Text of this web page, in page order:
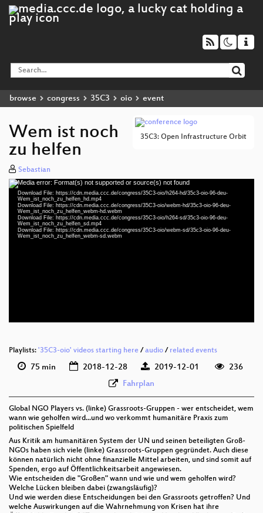
browse congress 35C3 oio event
35C3: Open Infrastructure Orbit
Wem ist noch
zu helfen
Sebastian
Video
Player
Media error: Format(s) not supported or source(s) not found
Download File: https://cdn.media.ccc.de/congress/35C3-oio/h264-hd/35c3-oio-96-deu-
Wem_ist_noch_zu_helfen_hd.mp4
Download File: https://cdn.media.ccc.de/congress/35C3-oio/webm-hd/35c3-oio-96-deu-
Wem_ist_noch_zu_helfen_webm-hd.webm
Download File: https://cdn.media.ccc.de/congress/35C3-oio/h264-sd/35c3-oio-96-deu-
Wem_ist_noch_zu_helfen_sd.mp4
Download File: https://cdn.media.ccc.de/congress/35C3-oio/webm-sd/35c3-oio-96-deu-
Wem_ist_noch_zu_helfen_webm-sd.webm
Playlists: '35C3-oio' videos starting here / audio / related events
75 min 2018-12-28 2019-12-01
236
Fahrplan
Global NGO Players vs. (linke) Grassroots-Gruppen - wer entscheidet, wem
wann wie geholfen wird...und wo verkommt humanitäre Praxis zum
politischen Spielfeld
Aus Kritik am humanitären System der UN und seinen beteiligten Groß-
NGOs haben sich viele (linke) Grassroots-Gruppen gegründet. Auch diese
können natürlich nicht ohne finanzielle Mittel arbeiten, und sind somit auf
Spenden, ergo auf Öffentlichkeitsarbeit angewiesen.
Wie entscheiden die "Großen" wann und wie und wem geholfen wird?
Welche Lücken bleiben dabei (zwangsläufig)?
Und wie werden diese Entscheidungen bei den Grassroots getroffen? Und
welche Auswirkungen auf die Wahrnehmung von Krisen hat ihre